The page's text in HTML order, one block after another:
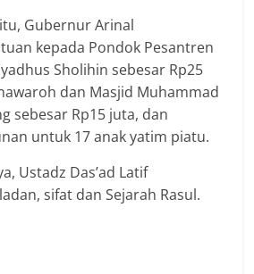
Gubernur Arinal
kepada Pondok Pesantren
Sholihin sebesar Rp25
dan Masjid Muhammad
sebesar Rp15 juta, dan
untuk 17 anak yatim piatu.
Ustadz Das’ad Latif
sifat dan Sejarah Rasul.